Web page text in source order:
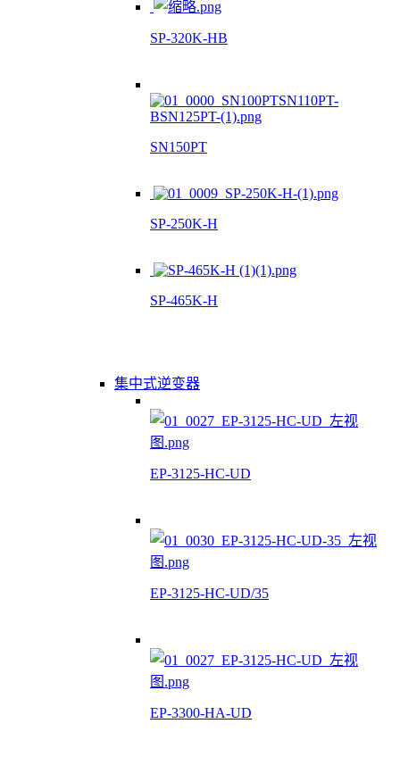
SP-320K-HB
SN150PT
SP-250K-H
SP-465K-H
集中式逆变器
EP-3125-HC-UD
EP-3125-HC-UD/35
EP-3300-HA-UD